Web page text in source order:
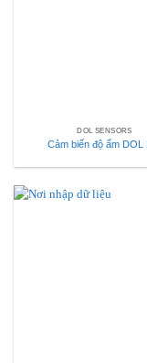
DOL SENSORS
Cảm biến độ ẩm DOL